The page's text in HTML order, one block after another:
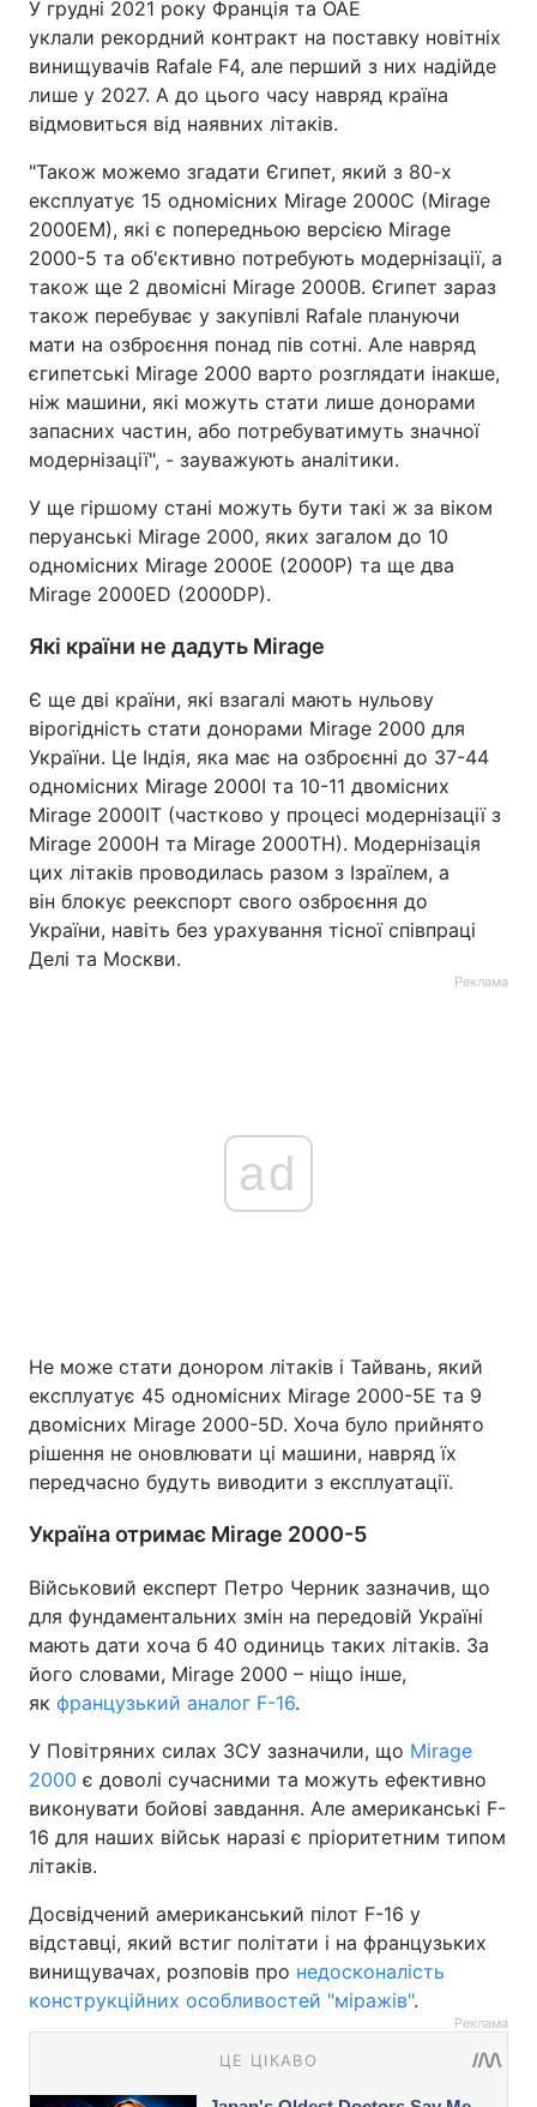
У грудні 2021 року Франція та ОАЕ
уклали рекордний контракт на поставку новітніх
винищувачів Rafale F4, але перший з них надійде
лише у 2027. А до цього часу навряд країна
відмовиться від наявних літаків.
"Також можемо згадати Єгипет, який з 80-х
експлуатує 15 одномісних Mirage 2000C (Mirage
2000EM), які є попередньою версією Mirage
2000-5 та об'єктивно потребують модернізації, а
також ще 2 двомісні Mirage 2000B. Єгипет зараз
також перебуває у закупівлі Rafale плануючи
мати на озброєння понад пів сотні. Але навряд
єгипетські Mirage 2000 варто розглядати інакше,
ніж машини, які можуть стати лише донорами
запасних частин, або потребуватимуть значної
модернізації", - зауважують аналітики.
У ще гіршому стані можуть бути такі ж за віком
перуанські Mirage 2000, яких загалом до 10
одномісних Mirage 2000E (2000P) та ще два
Mirage 2000ED (2000DP).
Які країни не дадуть Mirage
Є ще дві країни, які взагалі мають нульову
вірогідність стати донорами Mirage 2000 для
України. Це Індія, яка має на озброєнні до 37-44
одномісних Mirage 2000I та 10-11 двомісних
Mirage 2000IT (частково у процесі модернізації з
Mirage 2000H та Mirage 2000TH). Модернізація
цих літаків проводилась разом з Ізраїлем, а
він блокує реекспорт свого озброєння до
України, навіть без урахування тісної співпраці
Делі та Москви.
Реклама
ad
Не може стати донором літаків і Тайвань, який
експлуатує 45 одномісних Mirage 2000-5E та 9
двомісних Mirage 2000-5D. Хоча було прийнято
рішення не оновлювати ці машини, навряд їх
передчасно будуть виводити з експлуатації.
Україна отримає Mirage 2000-5
Військовий експерт Петро Черник зазначив, що
для фундаментальних змін на передовій Україні
мають дати хоча б 40 одиниць таких літаків. За
його словами, Mirage 2000 – ніщо інше,
як французький аналог F-16.
У Повітряних силах ЗСУ зазначили, що Mirage
2000 є доволі сучасними та можуть ефективно
виконувати бойові завдання. Але американські F-
16 для наших військ наразі є пріоритетним типом
літаків.
Досвідчений американський пілот F-16 у
відставці, який встиг політати і на французьких
винищувачах, розповів про недосконалість
конструкційних особливостей "міражів".
Реклама